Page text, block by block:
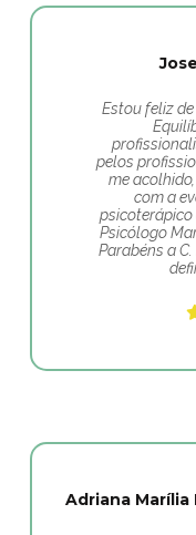
Estou feliz
pelos
me
com a
psicoterápico
Psicólogo
Parabéns a
Adriana Marília